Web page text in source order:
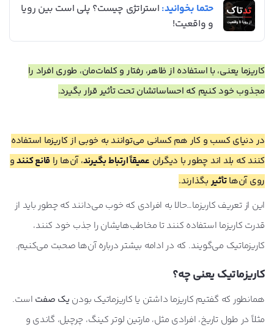
حتما بخوانید: استراتژی چیست؟ پلی است بین رویا
و واقعیت!
کاریزما یعنی، با استفاده از ظاهر، رفتار و کلمات‌مان، طوری افراد را
مجذوب خود کنیم که احساساتشان تحت تأثیر قرار بگیرد.
در دنیای کسب و کار هم کسانی می‌توانند به خوبی از کاریزما استفاده
کنند که بلد اند چطور با دیگران عمیقاً ارتباط بگیرند، آن‌ها را قانع کنندو
روی آن‌هاتأثیربگذارند.
این از تعریف کاریزما…حالا به افرادی که خوب می‌دانند که چطور باید از
قدرت کاریزما استفاده کنند تا مخاطب‌هایشان را جذب خود کنند،
کاریزماتیک می‌گویند. که در ادامه بیشتر درباره آن‌ها صحبت می‌کنیم.
کاریزماتیک یعنی چه؟
همانطور که گفتیم کاریزما داشتن یا کاریزماتیک بودن یک صفت است.
مثلاً در طول تاریخ، افرادی مثل، مارتین لوتر کینگ، چرچیل، گاندی و